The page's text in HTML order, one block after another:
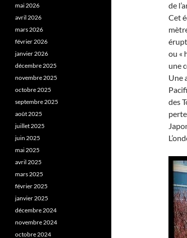
de
Cet
ou «
une
Une
des
mai 2026
avril 2026
mars 2026
février 2026
janvier 2026
décembre 2025
novembre 2025
octobre 2025
septembre 2025
août 2025
juillet 2025
juin 2025
mai 2025
avril 2025
mars 2025
février 2025
janvier 2025
décembre 2024
novembre 2024
octobre 2024